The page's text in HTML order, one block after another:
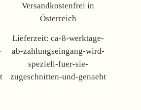
Versandkostenfrei in
Österreich
Lieferzeit: ca-8-werktage-
ab-zahlungseingang-wird-
speziell-fuer-sie-
zugeschnitten-und-genaeht